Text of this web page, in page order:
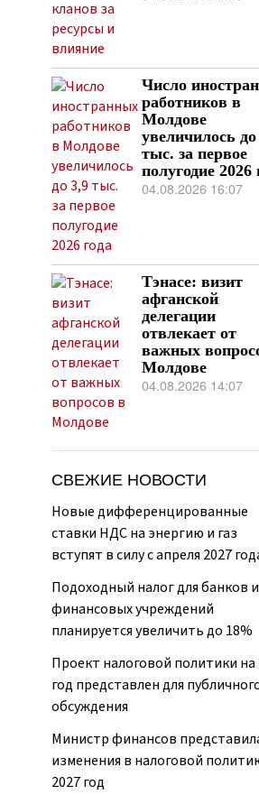
Число
работников в
Молдове
увеличилось
тыс. за первое
полугодие 2026
04.08.2026 16:07
Тэнасе: визит
афганской
делегации
отвлекает от
важных
Молдове
04.08.2026 14:07
СВЕЖИЕ НОВОСТИ
Новые дифференцированные
ставки НДС на энергию и газ
вступят в силу с апреля 2027
Подоходный налог для банков и
финансовых учреждений
планируется увеличить до 18%
Проект налоговой политики на
год представлен для
обсуждения
Министр финансов
изменения в налоговой
2027 год